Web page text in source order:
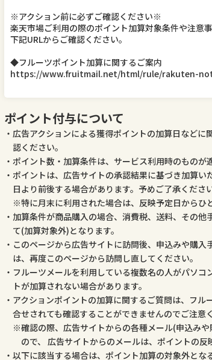
※アクション前に必ずご確認ください※
楽天市場ご利用の際のポイント加算対象条件や注意
下記URLからご確認ください。
◆フルーツポイント加算に関するご案内
https://www.fruitmail.net/html/rule/rakuten-
ポイント付与について
広告アクションによる獲得ポイントの加算日など
認ください。
ポイント数・加算条件は、サービス利用時のものが
ポイントは、広告サイトの承認結果に基づき加算
日より前後する場合があります。予めご了承ください
特に月末に利用された場合は、反映予定日からひ
加算条件が商品購入の場合、消費税、送料、その
て(加算対象外)となります。
このページから広告サイトに訪問後、申込みや購
は、再度このページから訪問し直してください。
フルーツメールを利用している複数名の人がパソ
トが加算されない場合があります。
アクションポイントの加算に関するご質問は、フ
合せされても確認することができませんのでご注意
確認の際、広告サイトからの各種メール(申込み
ので、 広告サイトからのメールは、ポイントの反
以下に該当する場合は、ポイント加算の対象外とな